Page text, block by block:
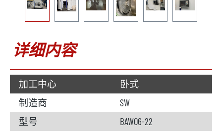
详细内容
加工中心
卧式
制造商
SW
型号
BAW06-22